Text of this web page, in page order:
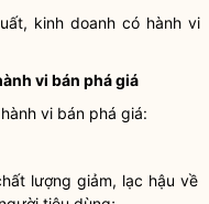
kinh doanh có hành vi
vi bán phá giá
vi bán phá giá:
lượng giảm, lạc hậu về